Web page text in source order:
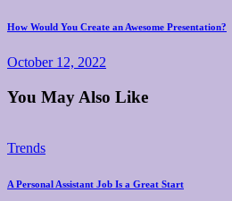
How Would You Create an Awesome Presentation?
October 12, 2022
You May Also Like
Trends
A Personal Assistant Job Is a Great Start